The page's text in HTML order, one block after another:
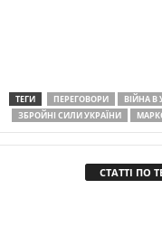
ТЕГИ ПЕРЕГОВОРИ ВІЙНА В
ЗБРОЙНІ СИЛИ УКРАЇНИ
СТАТТІ ПО